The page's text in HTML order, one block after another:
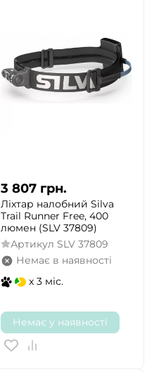
3 807 грн.
Ліхтар налобний Silva
Trail Runner Free, 400
люмен (SLV 37809)
Артикул SLV 37809
Немає в наявності
x 3 міс.
Немає у наявності